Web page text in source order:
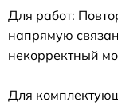
Для работ:
напрямую
некорректный
Для